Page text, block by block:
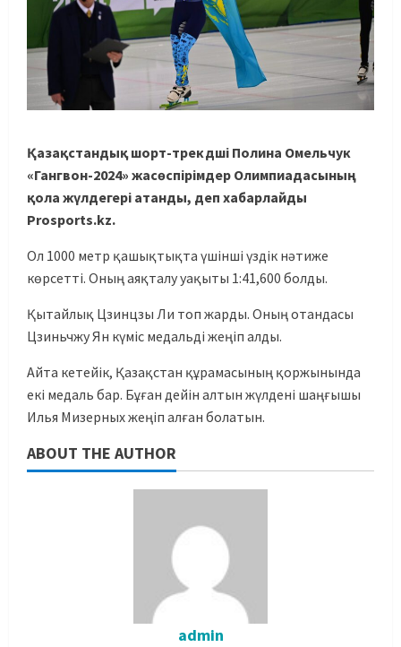
Қазақстандық шорт-трекдші Полина Омельчук
«Гангвон-2024» жасөспірімдер Олимпиадасының
қола жүлдегері атанды, деп хабарлайды
Prosports.kz.
Ол 1000 метр қашықтықта үшінші үздік нәтиже
көрсетті. Оның аяқталу уақыты 1:41,600 болды.
Қытайлық Цзинцзы Ли топ жарды. Оның отандасы
Цзиньчжу Ян күміс медальді жеңіп алды.
Айта кетейік, Қазақстан құрамасының қоржынында
екі медаль бар. Бұған дейін алтын жүлдені шаңғышы
Илья Мизерных жеңіп алған болатын.
ABOUT THE AUTHOR
admin